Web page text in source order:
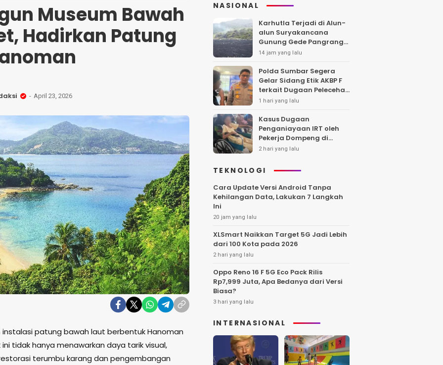
Museum Bawah
Hadirkan Patung
April 23, 2026
patung bawah laut berbentukHanoman
ini tidak hanya menawarkan daya tarik visual,
terumbu karang dan pengembangan
NASIONAL
Karhutla Terjadi di Alun-
alun Suryakancana
Gunung Gede Pangrango,
Api Berhasil Dipadamka
14 jam yang lalu
Polda Sumbar Segera
Gelar Sidang Etik AKBP F
terkait Dugaan Pelecehan
Polwan
1 hari yang lalu
Kasus Dugaan
Penganiayaan IRT oleh
Pekerja Dompeng di
Batanghari Jalan 7 Bulan,
Kepastian Hukum
2 hari yang lalu
TEKNOLOGI
Cara Update Versi Android Tanpa
Kehilangan Data, Lakukan 7 Langkah
Ini
20 jam yang lalu
XLSmart Naikkan Target 5G Jadi Lebih
dari 100 Kota pada 2026
2 hari yang lalu
Oppo Reno 16 F 5G Eco Pack Rilis
Rp7,999 Juta, Apa Bedanya dari Versi
Biasa?
3 hari yang lalu
INTERNASIONAL